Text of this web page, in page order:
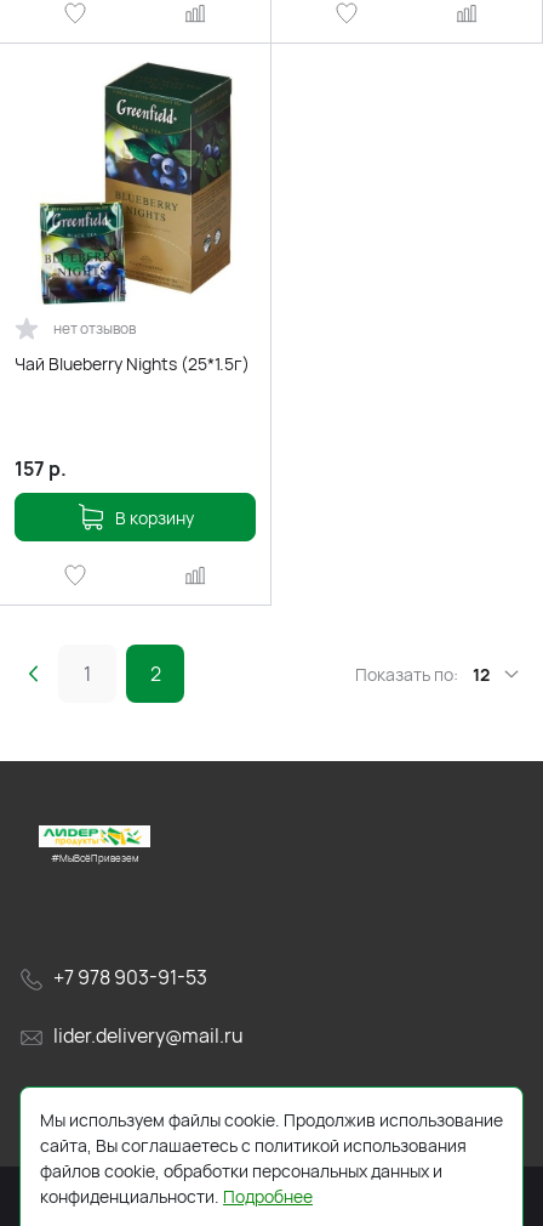
нет отзывов
Чай Blueberry Nights (25*1.5г)
157 р.
В корзину
1 2 Показать по: 12
#МыВсёПривезем
+7 978 903-91-53
lider.delivery@mail.ru
просп. Генерала Острякова, 65А
Мы используем файлы cookie. Продолжив использование
сайта, Вы соглашаетесь с политикой использования
файлов cookie, обработки персональных данных и
конфиденциальности. Подробнее